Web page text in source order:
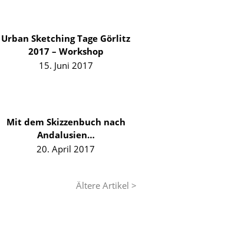
Urban Sketching Tage Görlitz
2017 – Workshop
15. Juni 2017
Mit dem Skizzenbuch nach
Andalusien…
20. April 2017
Ältere Artikel >